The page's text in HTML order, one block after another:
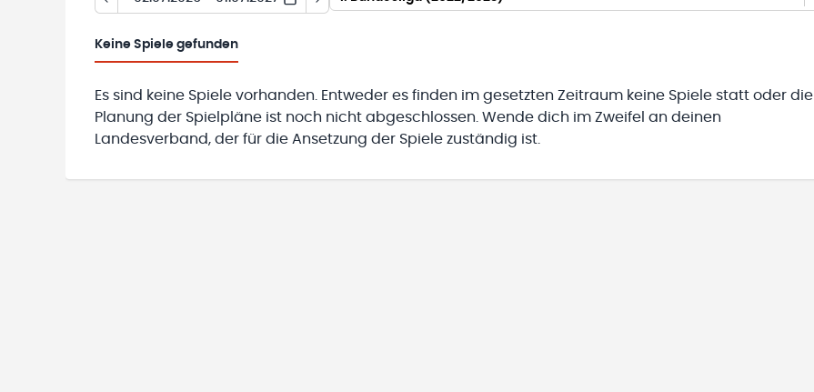
Keine Spiele gefunden
Es sind keine Spiele vorhanden. Entweder es finden im gesetzten Zeitraum keine Spiele statt oder die
Planung der Spielpläne ist noch nicht abgeschlossen. Wende dich im Zweifel an deinen
Landesverband, der für die Ansetzung der Spiele zuständig ist.